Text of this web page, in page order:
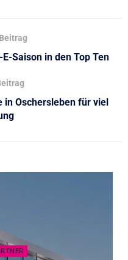
Saison in den Top Ten
in Oschersleben für viel